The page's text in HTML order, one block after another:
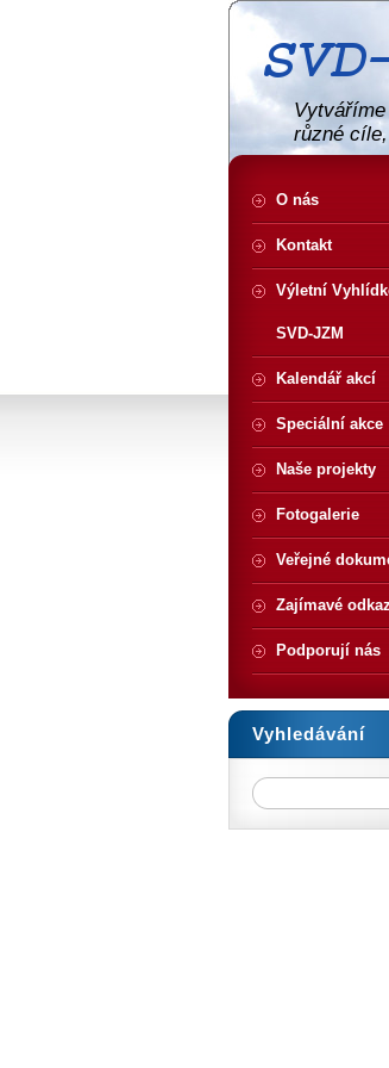
různé
O nás
Kontakt
Výletní
SVD-JZM
Kalendář akcí
Speciální akce
Naše projekty
Fotogalerie
Veřejné
Zajímavé
Podporují nás
Vyhledávání